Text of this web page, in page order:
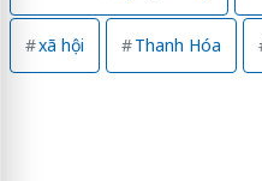
xã hội Thanh Hóa